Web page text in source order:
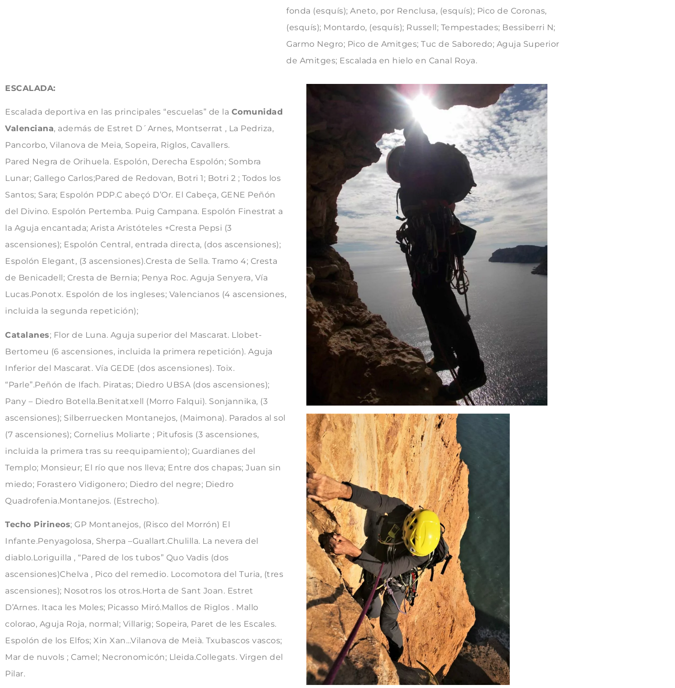
fonda (esquís); Aneto, por Renclusa, (esquís); Pico de Coronas,
(esquís); Montardo, (esquís); Russell; Tempestades; Bessiberri N;
Garmo Negro; Pico de Amitges; Tuc de Saboredo; Aguja Superior
de Amitges; Escalada en hielo en Canal Roya.
ESCALADA:
Escalada deportiva en las principales “escuelas” de la Comunidad
Valenciana, además de Estret D´Arnes, Montserrat , La Pedriza,
Pancorbo, Vilanova de Meia, Sopeira, Riglos, Cavallers.
Pared Negra de Orihuela. Espolón, Derecha Espolón; Sombra
Lunar; Gallego Carlos;Pared de Redovan, Botri 1; Botri 2 ; Todos los
Santos; Sara; Espolón PDP.C abeçó D’Or. El Cabeça, GENE Peñón
del Divino. Espolón Pertemba. Puig Campana. Espolón Finestrat a
la Aguja encantada; Arista Aristóteles +Cresta Pepsi (3
ascensiones); Espolón Central, entrada directa, (dos ascensiones);
Espolón Elegant, (3 ascensiones).Cresta de Sella. Tramo 4; Cresta
de Benicadell; Cresta de Bernia; Penya Roc. Aguja Senyera, Vía
Lucas.Ponotx. Espolón de los ingleses; Valencianos (4 ascensiones,
incluida la segunda repetición);
Catalanes; Flor de Luna. Aguja superior del Mascarat. Llobet-
Bertomeu (6 ascensiones, incluida la primera repetición). Aguja
Inferior del Mascarat. Vía GEDE (dos ascensiones). Toix.
“Parle”.Peñón de Ifach. Piratas; Diedro UBSA (dos ascensiones);
Pany – Diedro Botella.Benitatxell (Morro Falqui). Sonjannika, (3
ascensiones); Silberruecken Montanejos, (Maimona). Parados al sol
(7 ascensiones); Cornelius Moliarte ; Pitufosis (3 ascensiones,
incluida la primera tras su reequipamiento); Guardianes del
Templo; Monsieur; El río que nos lleva; Entre dos chapas; Juan sin
miedo; Forastero Vidigonero; Diedro del negre; Diedro
Quadrofenia.Montanejos. (Estrecho).
Techo Pirineos; GP Montanejos, (Risco del Morrón) El
Infante.Penyagolosa, Sherpa –Guallart.Chulilla. La nevera del
diablo.Loriguilla , “Pared de los tubos” Quo Vadis (dos
ascensiones)Chelva , Pico del remedio. Locomotora del Turia, (tres
ascensiones); Nosotros los otros.Horta de Sant Joan. Estret
D’Arnes. Itaca les Moles; Picasso Miró.Mallos de Riglos . Mallo
colorao, Aguja Roja, normal; Villarig; Sopeira, Paret de les Escales.
Espolón de los Elfos; Xin Xan…Vilanova de Meià. Txubascos vascos;
Mar de nuvols ; Camel; Necronomicón; Lleida.Collegats. Virgen del
Pilar.